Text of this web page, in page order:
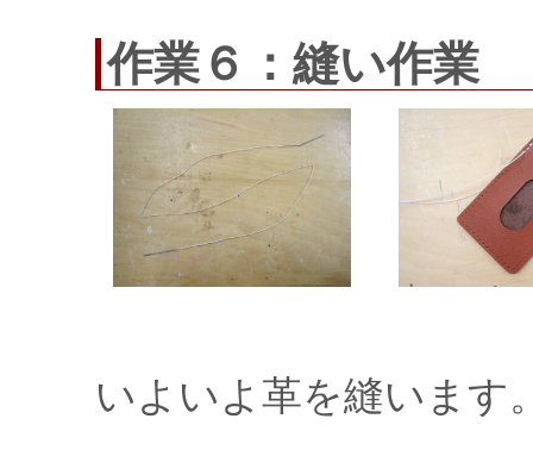
作業６：縫い作業
いよいよ革を縫います